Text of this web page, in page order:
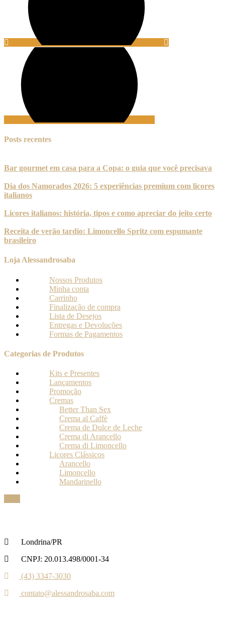
Posts recentes
Bar gourmet em casa para a Copa: o guia que você precisava
Dia dos Namorados 2026: 5 experiências premium com licores
italianos
Licores italianos: história, tipos e como apreciar do jeito certo
Receita de verão tardio: Limoncello Spritz com espumante
brasileiro
Loja Alessandrosaba
Nossos Produtos
Minha conta
Carrinho
Finalização de compra
Lista de Desejos
Entregas e Devoluções
Formas de Pagamentos
Categorias de Produtos
Kits e Presentes
Lançamentos
Promoção
Cremas
Better Than Sex
Crema al Caffè
Crema de Dulce de Leche
Crema di Arancello
Crema di Limoncello
Licores Clássicos
Arancello
Limoncello
Mandarinello
Londrina/PR
CNPJ: 20.013.498/0001-34
(43) 3347-3030‬‬
contato@alessandrosaba.com